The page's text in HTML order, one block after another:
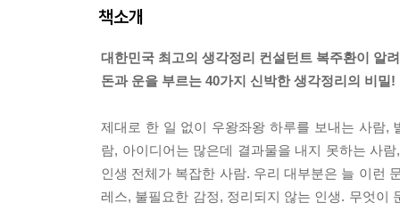
책소개
대한민국 최고의 생각정리 컨설턴트 복주환이 알
돈과 운을 부르는 40가지 신박한 생각정리의 비밀!
제대로 한 일 없이 우왕좌왕 하루를 보내는 사람,
람, 아이디어는 많은데 결과물을 내지 못하는 사
인생 전체가 복잡한 사람. 우리 대부분은 늘 이런
레스, 불필요한 감정, 정리되지 않는 인생. 무엇이